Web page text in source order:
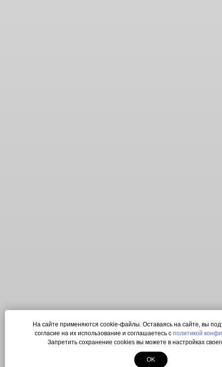
На сайте применяются cookie-файлы. Оставаясь на сайте, вы
согласие на их использование и соглашаетесь с политикой
Запретить сохранение cookies вы можете в настройках
OK